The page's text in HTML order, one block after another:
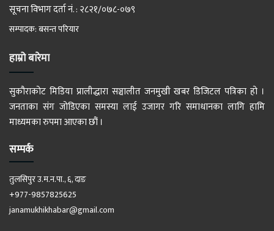
सूचना विभाग दर्ता नं. : २८२१/०७८-०७९
सम्पादक: बसन्त परियार
हाम्रो बारेमा
सुकौराकोट मिडिया प्रालीद्धारा सञ्चालीत जनमुखी खबर डिजिटल पत्रिका हो ।
जनताका संग जोडिएका समस्या लाई उजागर गरि समाधानका लागि हामि
माध्यमका रुपमा आएका छौं ।
सम्पर्क
तुलसिपुर उ.म.न.पा., ६, दाङ
+977-9857825625
janamukhikhabar@gmail.com